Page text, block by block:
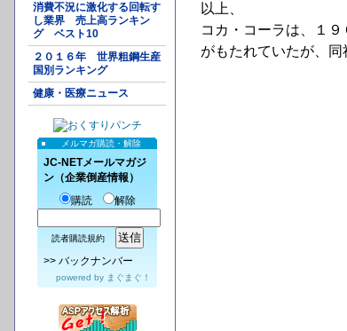
消費不況に激化する回転す
し業界 売上高ランキン
グ ベスト10
２０１６年 世界粗鋼生産
国別ランキング
健康・医療ニュース
メルマガ購読・解除
JC-NETメールマガジ
ン（企業倒産情報）
購読
解除
読者購読規約
>> バックナンバー
powered by まぐまぐ！
以上、
コカ・コーラは、１
がもたれていたが、同